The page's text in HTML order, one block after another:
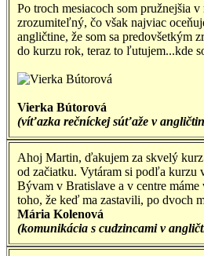
Po troch mesiacoch som pružnejšia
zrozumiteľný, čo však najviac
angličtine, že som sa predovšetkým
do kurzu rok, teraz to ľutujem...kde
Vierka Bútorová
(víťazka rečníckej súťaže v
Ahoj Martin, ďakujem za skvelý
od začiatku. Vytáram si podľa kurzu
Bývam v Bratislave a v centre
toho, že keď ma zastavili, po dvoch
Mária Kolenová
(komunikácia s cudzincami v